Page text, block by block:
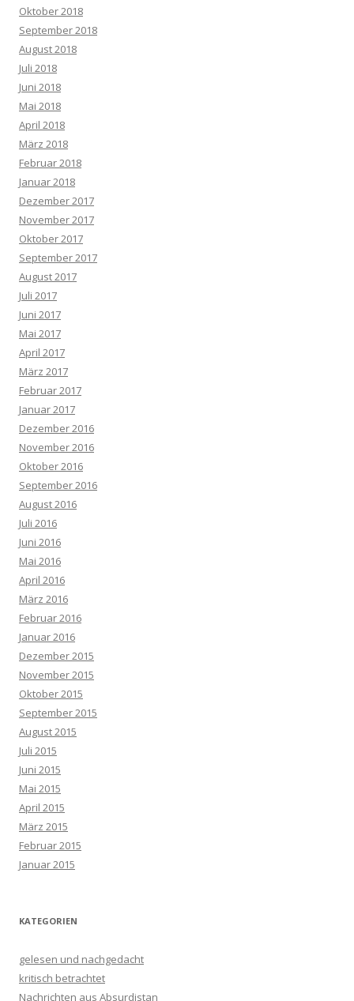
Oktober 2018
September 2018
August 2018
Juli 2018
Juni 2018
Mai 2018
April 2018
März 2018
Februar 2018
Januar 2018
Dezember 2017
November 2017
Oktober 2017
September 2017
August 2017
Juli 2017
Juni 2017
Mai 2017
April 2017
März 2017
Februar 2017
Januar 2017
Dezember 2016
November 2016
Oktober 2016
September 2016
August 2016
Juli 2016
Juni 2016
Mai 2016
April 2016
März 2016
Februar 2016
Januar 2016
Dezember 2015
November 2015
Oktober 2015
September 2015
August 2015
Juli 2015
Juni 2015
Mai 2015
April 2015
März 2015
Februar 2015
Januar 2015
KATEGORIEN
gelesen und nachgedacht
kritisch betrachtet
Nachrichten aus Absurdistan